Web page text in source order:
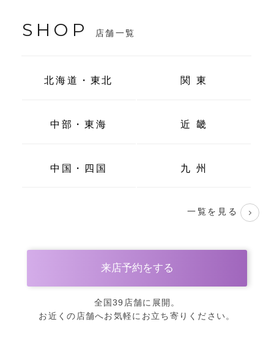
SHOP 店舗一覧
北海道・東北 関 東
中部・東海 近 畿
中国・四国 九 州
一覧を見る
来店予約をする
全国39店舗に展開。
お近くの店舗へお気軽にお立ち寄りください。